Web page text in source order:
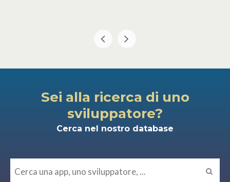
Sei alla ricerca di uno
sviluppatore?
Cerca nel nostro database